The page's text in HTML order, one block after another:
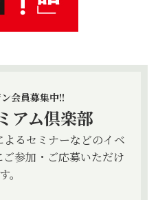
会員募集中!!
アム倶楽部
るセミナーなどのイベ
参加・ご応募いただけ
。